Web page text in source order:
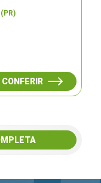
CONFERIR